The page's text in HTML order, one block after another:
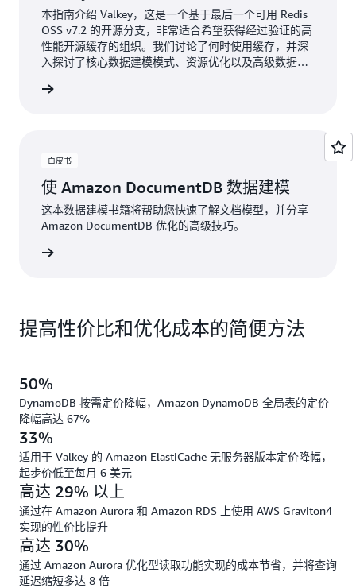
本指南介绍 Valkey，这是一个基于最后一个可用 Redis
OSS v7.2 的开源分支，非常适合希望获得经过验证的高
性能开源缓存的组织。我们讨论了何时使用缓存，并深
入探讨了核心数据建模模式、资源优化以及高级数据类
白皮书
使 Amazon DocumentDB 数据建模
这本数据建模书籍将帮助您快速了解文档模型，并分享
Amazon DocumentDB 优化的高级技巧。
提高性价比和优化成本的简便方法
50%
DynamoDB 按需定价降幅，Amazon DynamoDB 全局表的定价
降幅高达 67%
33%
适用于 Valkey 的 Amazon ElastiCache 无服务器版本定价降幅，
起步价低至每月 6 美元
高达 29% 以上
通过在 Amazon Aurora 和 Amazon RDS 上使用 AWS Graviton4
实现的性价比提升
高达 30%
通过 Amazon Aurora 优化型读取功能实现的成本节省，并将查询
延迟缩短多达 8 倍